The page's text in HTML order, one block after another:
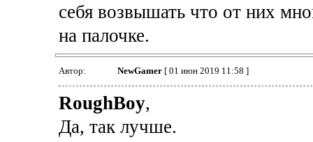
себя возвышать что от них
на палочке.
Автор: NewGamer[ 01 июн 2019 11:58 ]
RoughBoy,
Да, так лучше.